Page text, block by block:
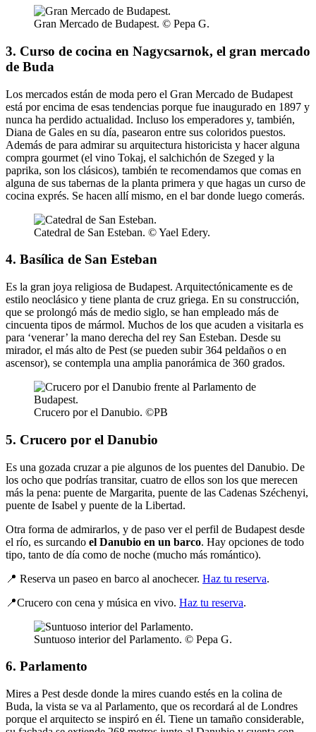
Gran Mercado de Budapest. © Pepa G.
3. Curso de cocina en Nagycsarnok, el gran mercado
de Buda
Los mercados están de moda pero el Gran Mercado de Budapest
está por encima de esas tendencias porque fue inaugurado en 1897 y
nunca ha perdido actualidad. Incluso los emperadores y, también,
Diana de Gales en su día, pasearon entre sus coloridos puestos.
Además de para admirar su arquitectura historicista y hacer alguna
compra gourmet (el vino Tokaj, el salchichón de Szeged y la
paprika, son los clásicos), también te recomendamos que comas en
alguna de sus tabernas de la planta primera y que hagas un curso de
cocina exprés. Se hacen allí mismo, en el bar donde luego comerás.
Catedral de San Esteban. © Yael Edery.
4. Basílica de San Esteban
Es la gran joya religiosa de Budapest. Arquitectónicamente es de
estilo neoclásico y tiene planta de cruz griega. En su construcción,
que se prolongó más de medio siglo, se han empleado más de
cincuenta tipos de mármol. Muchos de los que acuden a visitarla es
para ‘venerar’ la mano derecha del rey San Esteban. Desde su
mirador, el más alto de Pest (se pueden subir 364 peldaños o en
ascensor), se contempla una amplia panorámica de 360 grados.
Crucero por el Danubio. ©PB
5. Crucero por el Danubio
Es una gozada cruzar a pie algunos de los puentes del Danubio. De
los ocho que podrías transitar, cuatro de ellos son los que merecen
más la pena: puente de Margarita, puente de las Cadenas Széchenyi,
puente de Isabel y puente de la Libertad.
Otra forma de admirarlos, y de paso ver el perfil de Budapest desde
el río, es surcando el Danubio en un barco. Hay opciones de todo
tipo, tanto de día como de noche (mucho más romántico).
📍 Reserva un paseo en barco al anochecer. Haz tu reserva.
📍Crucero con cena y música en vivo. Haz tu reserva.
Suntuoso interior del Parlamento. © Pepa G.
6. Parlamento
Mires a Pest desde donde la mires cuando estés en la colina de
Buda, la vista se va al Parlamento, que os recordará al de Londres
porque el arquitecto se inspiró en él. Tiene un tamaño considerable,